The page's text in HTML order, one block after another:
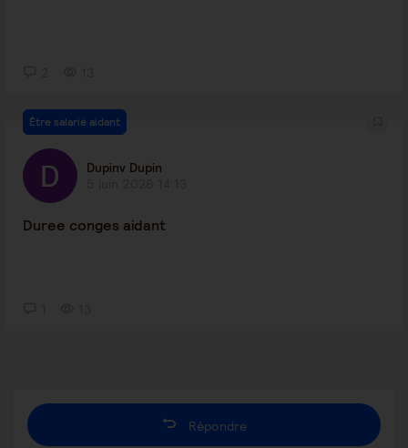
Être salarié aidant
Dupinv Dupin
Duree conges aidant
Répondre